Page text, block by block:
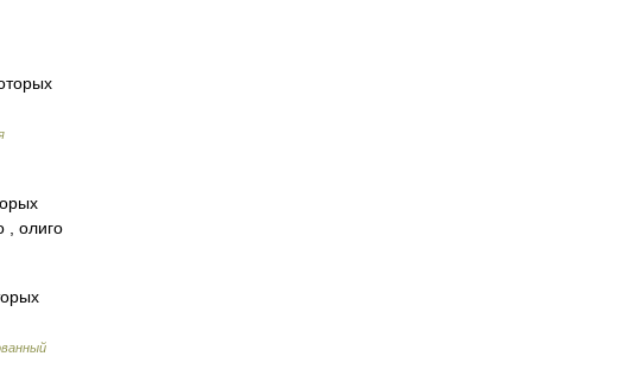
, олиго